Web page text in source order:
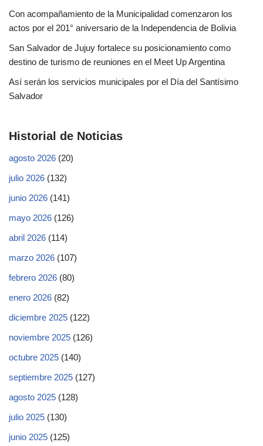
Con acompañamiento de la Municipalidad comenzaron los
actos por el 201° aniversario de la Independencia de Bolivia
San Salvador de Jujuy fortalece su posicionamiento como
destino de turismo de reuniones en el Meet Up Argentina
Así serán los servicios municipales por el Día del Santísimo
Salvador
Historial de Noticias
agosto 2026 (20)
julio 2026 (132)
junio 2026 (141)
mayo 2026 (126)
abril 2026 (114)
marzo 2026 (107)
febrero 2026 (80)
enero 2026 (82)
diciembre 2025 (122)
noviembre 2025 (126)
octubre 2025 (140)
septiembre 2025 (127)
agosto 2025 (128)
julio 2025 (130)
junio 2025 (125)